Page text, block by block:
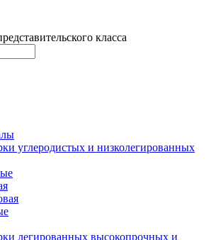
класса
углеродистых и низколегированных
легированных высокопрочных и